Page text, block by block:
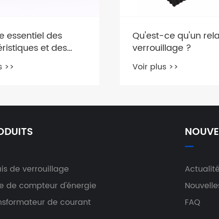
qu'un relais de
?
>>
relais à verrouillage
Voir plus >>
de verrouillage
de compteur d'énergie
de courant
FAQ